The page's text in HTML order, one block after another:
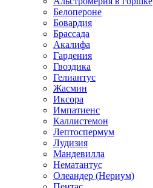
Белопероне
Бовардия
Брассада
Акалифа
Гардения
Гвоздика
Гелиантус
Жасмин
Иксора
Импатиенс
Каллистемон
Лептоспермум
Лудизия
Мандевилла
Нематантус
Олеандер (Нериум)